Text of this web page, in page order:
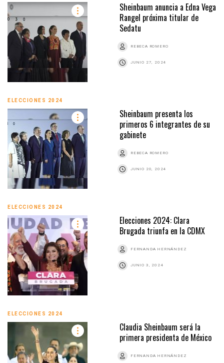
Sheinbaum anuncia a Edna Vega
Rangel próxima titular de
Sedatu
REBECA ROMERO
JUNIO 27, 2024
ELECCIONES 2024
Sheinbaum presenta los
primeros 6 integrantes de su
gabinete
REBECA ROMERO
JUNIO 20, 2024
ELECCIONES 2024
Elecciones 2024: Clara
Brugada triunfa en la CDMX
FERNANDA HERNÁNDEZ
JUNIO 3, 2024
ELECCIONES 2024
Claudia Sheinbaum será la
primera presidenta de México
FERNANDA HERNÁNDEZ